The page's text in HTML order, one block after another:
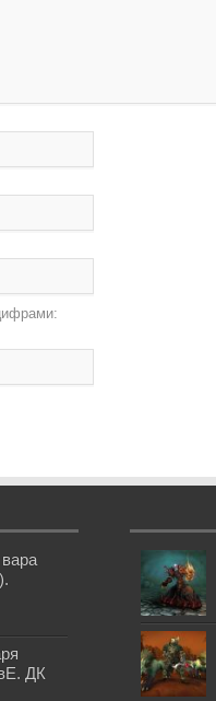
ДК